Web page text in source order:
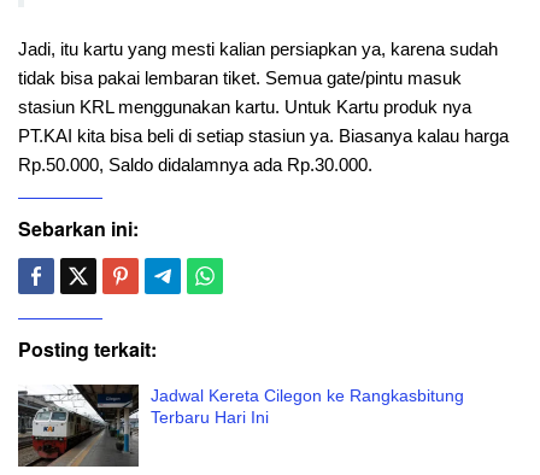
Jadi, itu kartu yang mesti kalian persiapkan ya, karena sudah
tidak bisa pakai lembaran tiket. Semua gate/pintu masuk
stasiun KRL menggunakan kartu. Untuk Kartu produk nya
PT.KAI kita bisa beli di setiap stasiun ya. Biasanya kalau harga
Rp.50.000, Saldo didalamnya ada Rp.30.000.
Sebarkan ini:
Posting terkait:
Jadwal Kereta Cilegon ke Rangkasbitung
Terbaru Hari Ini